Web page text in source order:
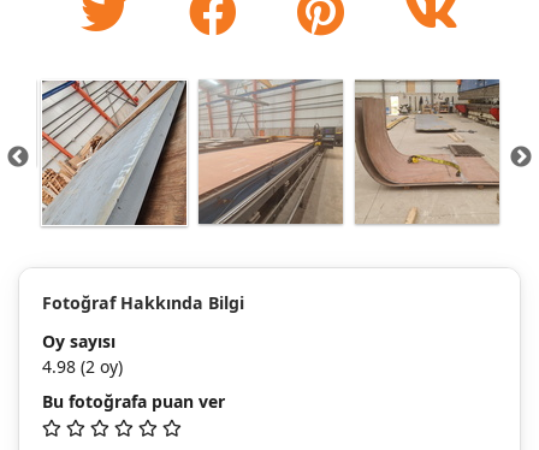
Fotoğraf Hakkında Bilgi
Oy sayısı
4.98 (2 oy)
Bu fotoğrafa puan ver